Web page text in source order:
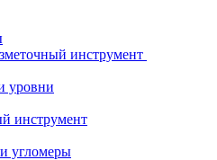
инструмент
уровни
инструмент
угломеры